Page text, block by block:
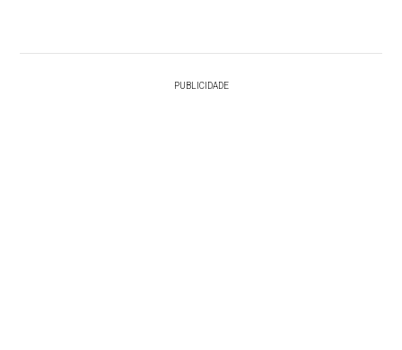
PUBLICIDADE